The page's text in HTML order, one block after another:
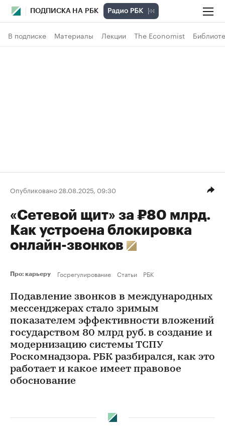
ПОДПИСКА НА РБК
В подписке Материалы Лекции The Economist
Опубликовано 28.08.2025, 09:30
«Сетевой щит» за ₽80 млрд.
Как устроена блокировка
онлайн-звонков
Про: карьеру Госрегулирование Статьи РБК
Подавление звонков в международных
мессенджерах стало зримым
показателем эффективности вложений
государством 80 млрд руб. в создание и
модернизацию системы ТСПУ
Роскомнадзора. РБК разбирался, как это
работает и какое имеет правовое
обоснование